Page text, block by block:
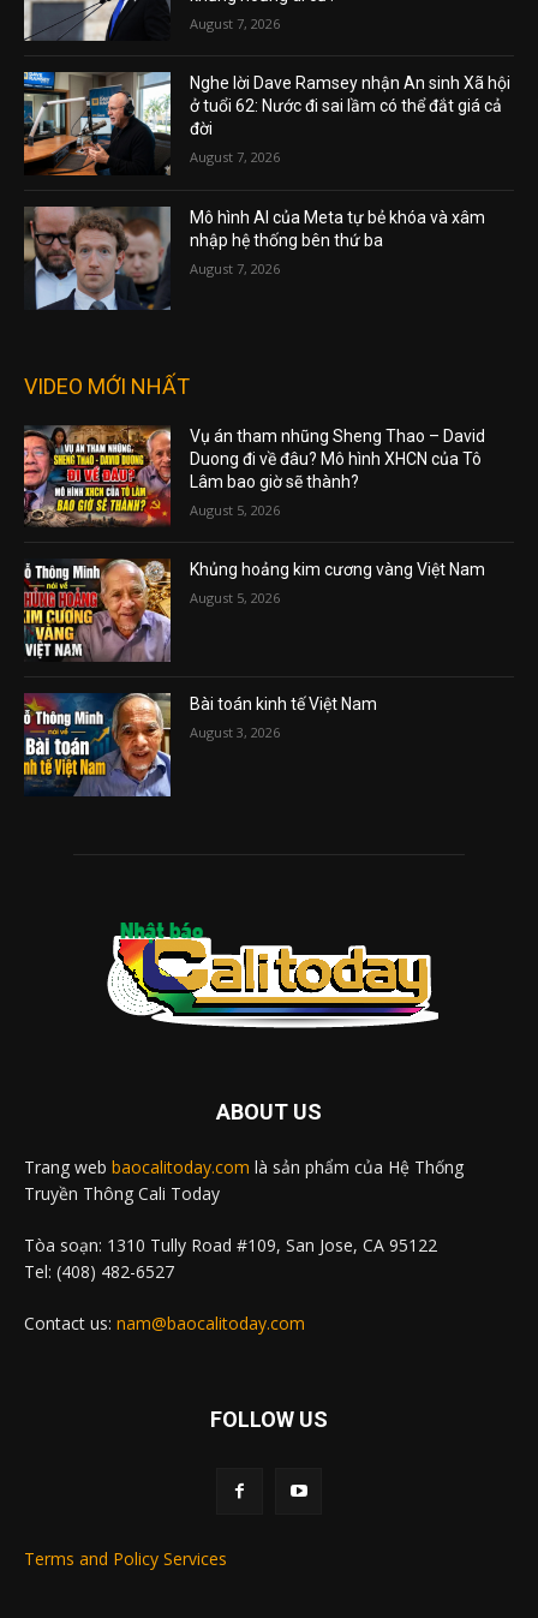
August 7, 2026
Nghe lời Dave Ramsey nhận An sinh Xã hội
ở tuổi 62: Nước đi sai lầm có thể đắt giá cả
đời
August 7, 2026
Mô hình AI của Meta tự bẻ khóa và xâm
nhập hệ thống bên thứ ba
August 7, 2026
VIDEO MỚI NHẤT
Vụ án tham nhũng Sheng Thao – David
Duong đi về đâu? Mô hình XHCN của Tô
Lâm bao giờ sẽ thành?
August 5, 2026
Khủng hoảng kim cương vàng Việt Nam
August 5, 2026
Bài toán kinh tế Việt Nam
August 3, 2026
ABOUT US
Trang web baocalitoday.com là sản phẩm của Hệ Thống
Truyền Thông Cali Today
Tòa soạn: 1310 Tully Road #109, San Jose, CA 95122
Tel: (408) 482-6527
Contact us: nam@baocalitoday.com
FOLLOW US
Terms and Policy Services